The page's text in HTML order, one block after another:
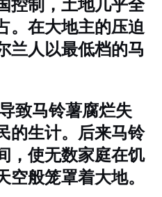
控制，土地几乎全
。在大地主的压迫
兰人以最低档的马
致马铃薯腐烂失
的生计。后来马铃
，使无数家庭在饥
般笼罩着大地。